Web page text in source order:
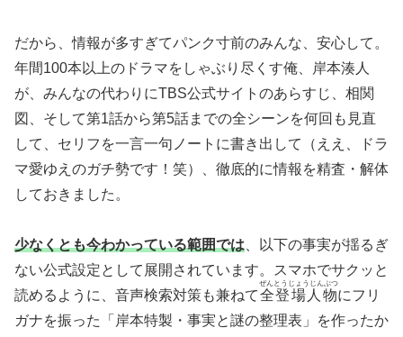
だから、情報が多すぎてパンク寸前のみんな、安心して。
年間100本以上のドラマをしゃぶり尽くす俺、岸本湊人
が、みんなの代わりにTBS公式サイトのあらすじ、相関
図、そして第1話から第5話までの全シーンを何回も見直
して、セリフを一言一句ノートに書き出して（ええ、ドラ
マ愛ゆえのガチ勢です！笑）、徹底的に情報を精査・解体
しておきました。
少なくとも今わかっている範囲では、以下の事実が揺るぎ
ない公式設定として展開されています。スマホでサクッと
読めるように、音声検索対策も兼ねて全登場人物
ぜんとうじょうじんぶつ
にフリ
ガナを振った「岸本特製・事実と謎の整理表」を作ったか